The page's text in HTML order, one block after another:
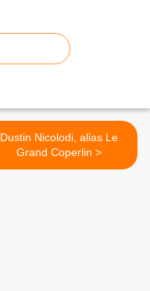
Dustin Nicolodi, alias Le
Grand Coperlin >